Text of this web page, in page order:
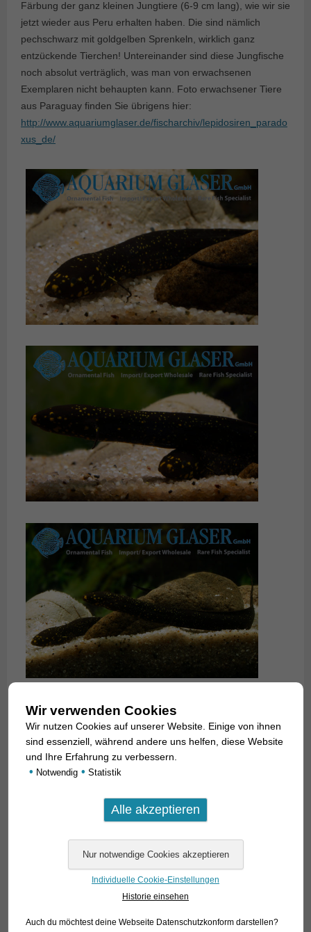
Färbung der ganz kleinen Jungtiere (6-9 cm lang), wie wir sie
jetzt wieder aus Peru erhalten haben. Die sind nämlich
pechschwarz mit goldgelben Sprenkeln, wirklich ganz
entzückende Tierchen! Untereinander sind diese Jungfische
noch absolut verträglich, was man von erwachsenen
Exemplaren nicht behaupten kann. Foto erwachsener Tiere
aus Paraguay finden Sie übrigens hier:
http://www.aquariumglaser.de/fischarchiv/lepidosiren_parado
xus_de/
Wir verwenden Cookies
Wir nutzen Cookies auf unserer Website. Einige von ihnen
sind essenziell, während andere uns helfen, diese Website
und Ihre Erfahrung zu verbessern.
• Notwendig • Statistik
Individuelle Cookie-Einstellungen
Historie einsehen
Auch du möchtest deine Webseite Datenschutzkonform darstellen?